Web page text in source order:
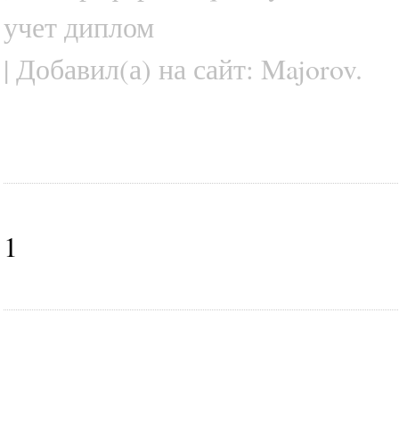
учет диплом
| Добавил(а) на сайт: Majorov.
1